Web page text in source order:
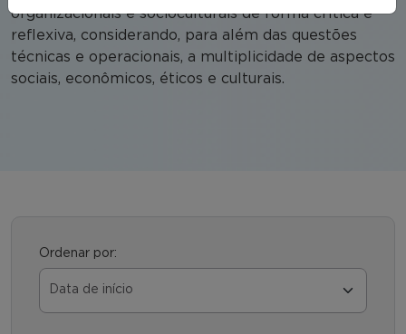
organizacionais e socioculturais de forma crítica e
reflexiva, considerando, para além das questões
técnicas e operacionais, a multiplicidade de aspectos
sociais, econômicos, éticos e culturais.
Ordenar por: